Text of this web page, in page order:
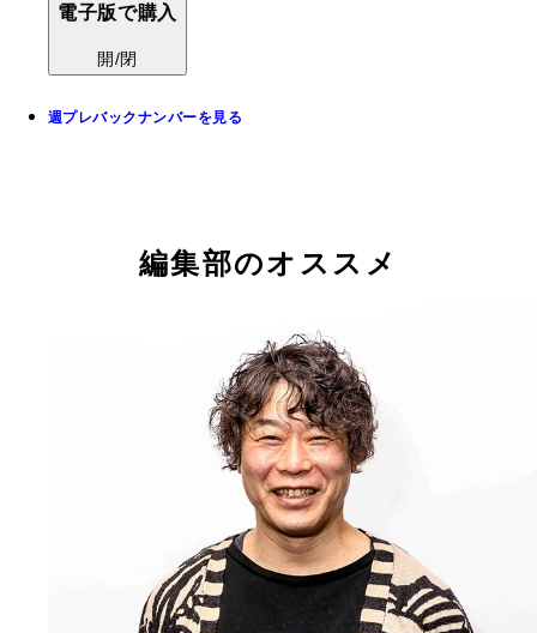
電子版で購入
開/閉
週プレバックナンバーを見る
編集部のオススメ